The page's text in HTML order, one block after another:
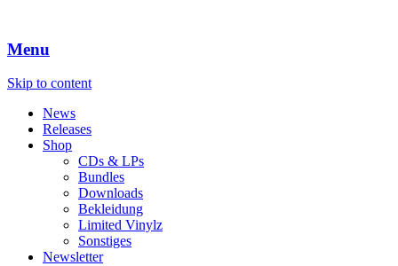
Menu
Skip to content
News
Releases
Shop
CDs & LPs
Bundles
Downloads
Bekleidung
Limited Vinylz
Sonstiges
Newsletter